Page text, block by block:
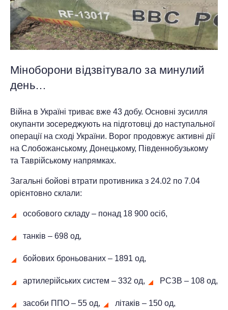
Міноборони відзвітувало за минулий
день…
Війна в Україні триває вже 43 добу. Основні зусилля
окупанти зосереджують на підготовці до наступальної
операції на сході України. Ворог продовжує активні дії
на Слобожанському, Донецькому, Південнобузькому
та Таврійському напрямках.
Загальні бойові втрати противника з 24.02 по 7.04
орієнтовно склали:
особового складу ‒ понад 18 900 осіб,
танків ‒ 698 од,
бойових броньованих ‒ 1891 од,
артилерійських систем – 332 од, РСЗВ ‒ 108 од,
засоби ППО ‒ 55 од, літаків – 150 од,